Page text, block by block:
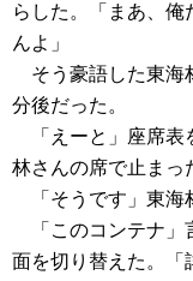
らした。「まあ、
んよ」
そう豪語した東海
分後だった。
「えーと」座席表
林さんの席で止まっ
「そうです」東海
「このコンテナ」
面を切り替えた。「